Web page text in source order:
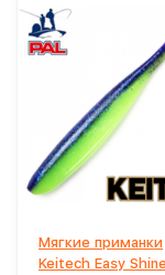
Мягкие приманки
Keitech Easy